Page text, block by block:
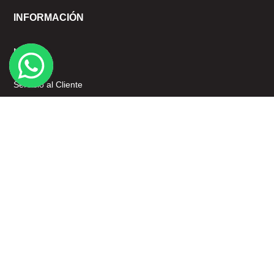
INFORMACIÓN
Nosotros
Mi cuenta
Servicio al Cliente